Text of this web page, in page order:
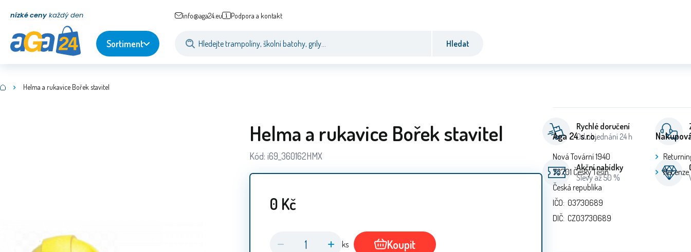
nízké ceny každý den info@aga24.eu Podpora a kontakt
Sortiment Hledat
Helma a rukavice Bořek stavitel
Helma a rukavice Bořek stavitel
Kód: i69_360162HMX
0 Kč
ks Koupit
Rychlé doručení
Od objednání 24 h
Akční nabídky
Slevy až 50 %
Aga 24 s.r.o.
Nová Tovární 1940
73701 Český Těšín
Česká republika
IČO: 03730689
DIČ: CZ03730689
Recenze